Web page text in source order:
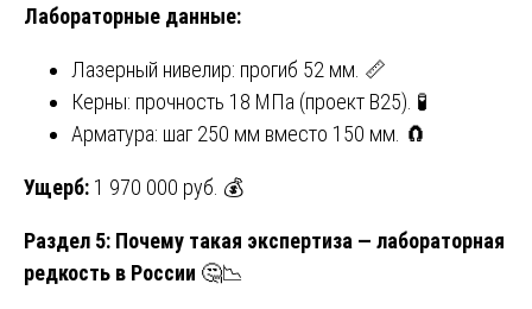
Лабораторные данные:
Лазерный нивелир: прогиб 52 мм. 📏
Керны: прочность 18 МПа (проект B25). 🧪
Арматура: шаг 250 мм вместо 150 мм. 🧲
Ущерб: 1 970 000 руб. 💰
Раздел 5: Почему такая экспертиза — лабораторная
редкость в России 🤔📉